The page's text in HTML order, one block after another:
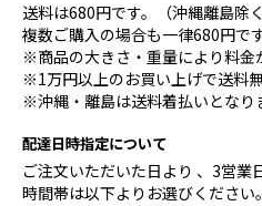
送料は680円です。（沖縄離島除く
複数ご購入の場合も一律680円です
※商品の大きさ・重量により料金
※1万円以上のお買い上げで送料
※沖縄・離島は送料着払いとなり
配達日時指定について
ご注文いただいた日より 、3営業
時間帯は以下よりお選びください。